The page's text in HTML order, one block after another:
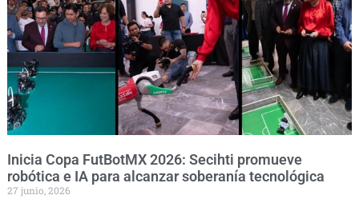
Inicia Copa FutBotMX 2026: Secihti promueve
robótica e IA para alcanzar soberanía tecnológica
27 junio, 2026